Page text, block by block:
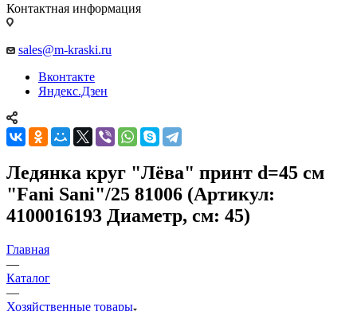
Контактная информация
sales@m-kraski.ru
Вконтакте
Яндекс.Дзен
Ледянка круг "Лёва" принт d=45 см
"Fani Sani"/25 81006 (Артикул:
4100016193 Диаметр, см: 45)
Главная
—
Каталог
—
Хозяйственные товары